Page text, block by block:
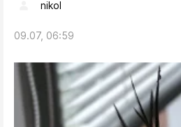
nikol
09.07, 06:59